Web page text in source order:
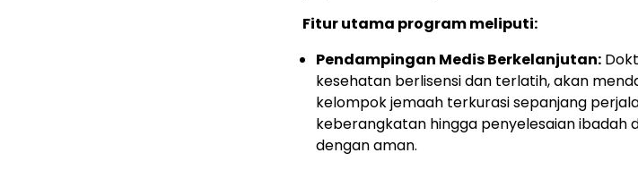
Fitur utama program meliputi:
Pendampingan Medis Berkelanjutan:
kesehatan berlisensi dan terlatih, akan
kelompok jemaah terkurasi sepanjang
keberangkatan hingga penyelesaian ibadah
dengan aman.